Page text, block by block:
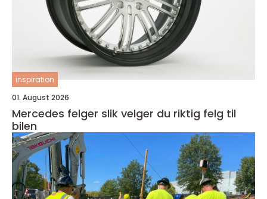
inspiration
01. August 2026
Mercedes felger slik velger du riktig felg til
bilen